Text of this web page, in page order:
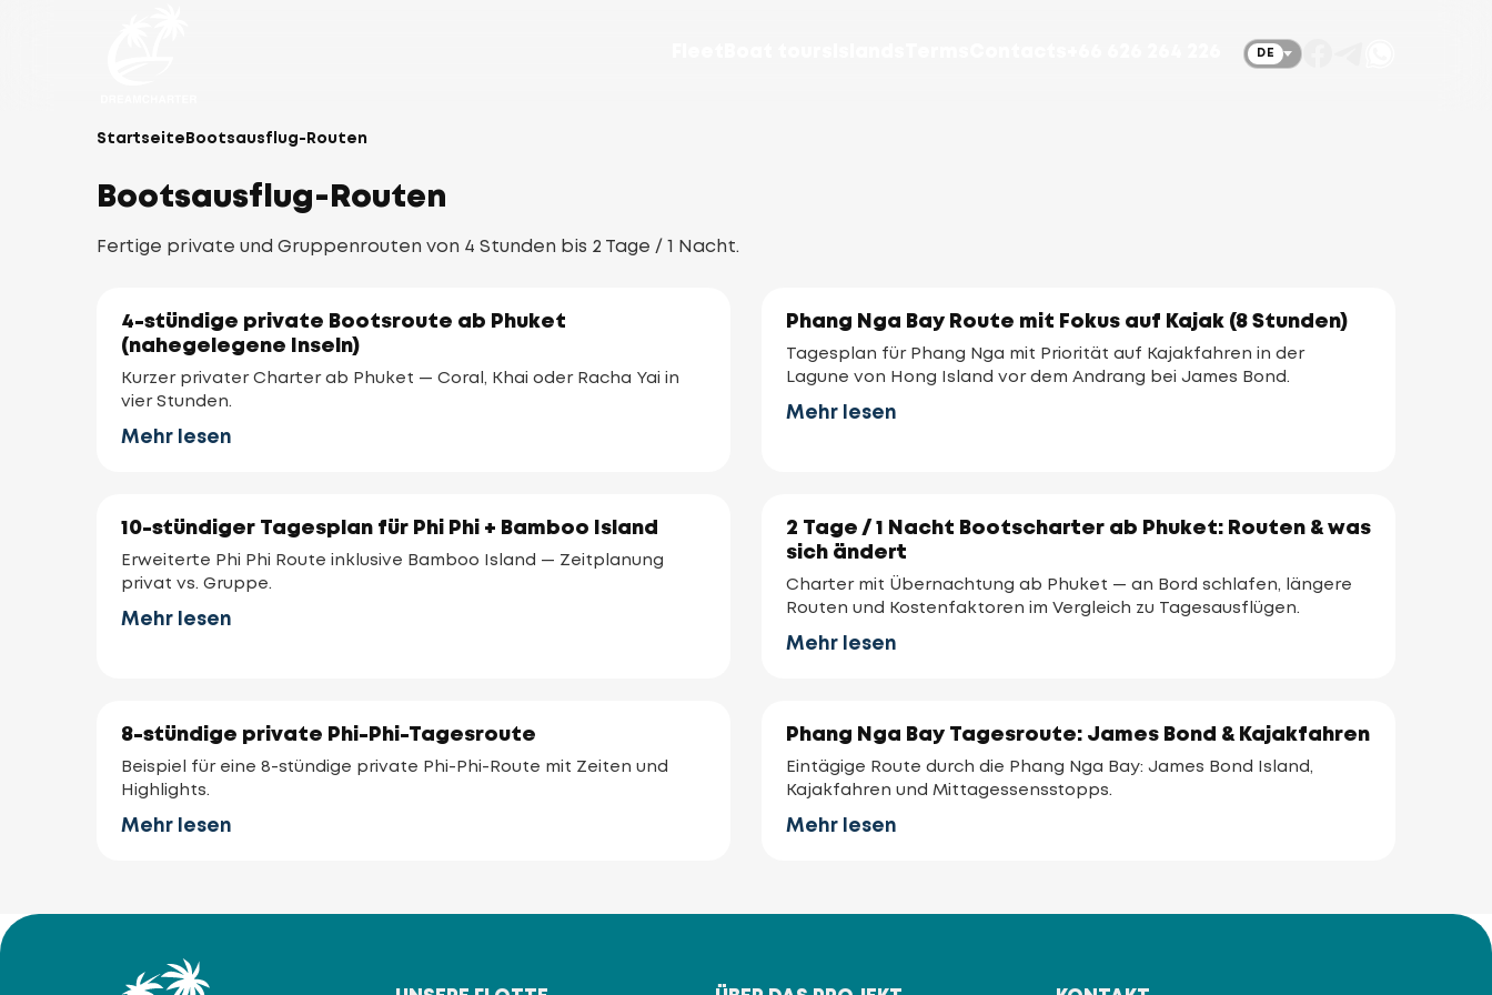
DE
Startseite Bootsausflug-Routen
Bootsausflug-Routen
Fertige private und Gruppenrouten von 4 Stunden bis 2 Tage / 1 Nacht.
4-stündige private Bootsroute ab Phuket
(nahegelegene Inseln)
Kurzer privater Charter ab Phuket — Coral, Khai oder Racha Yai in
vier Stunden.
Mehr lesen
Phang Nga Bay Route mit Fokus auf Kajak (8 Stunden)
Tagesplan für Phang Nga mit Priorität auf Kajakfahren in der
Lagune von Hong Island vor dem Andrang bei James Bond.
Mehr lesen
10-stündiger Tagesplan für Phi Phi + Bamboo Island
Erweiterte Phi Phi Route inklusive Bamboo Island — Zeitplanung
privat vs. Gruppe.
Mehr lesen
2 Tage / 1 Nacht Bootscharter ab Phuket: Routen & was
sich ändert
Charter mit Übernachtung ab Phuket — an Bord schlafen, längere
Routen und Kostenfaktoren im Vergleich zu Tagesausflügen.
Mehr lesen
8-stündige private Phi-Phi-Tagesroute
Beispiel für eine 8-stündige private Phi-Phi-Route mit Zeiten und
Highlights.
Mehr lesen
Phang Nga Bay Tagesroute: James Bond & Kajakfahren
Eintägige Route durch die Phang Nga Bay: James Bond Island,
Kajakfahren und Mittagessensstopps.
Mehr lesen